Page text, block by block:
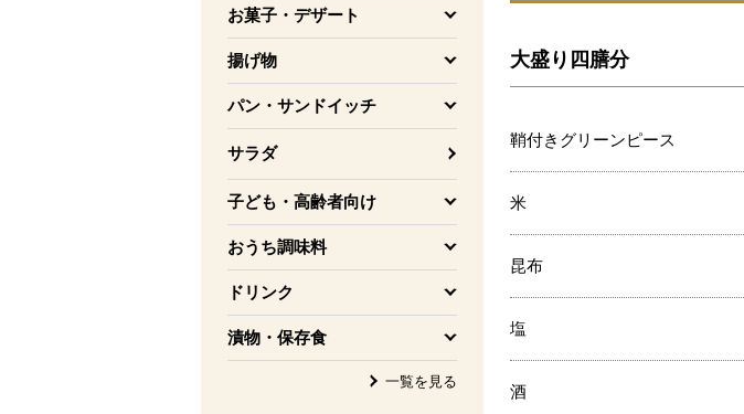
お菓子・デザート
を開く
揚げ物
を開く
パン・サンドイッチ
を開く
サラダ
子ども・高齢者向け
を開く
おうち調味料
を開く
ドリンク
を開く
漬物・保存食
を開く
一覧を見る
大盛り四膳分
鞘付きグリーンピース
米
昆布
塩
酒